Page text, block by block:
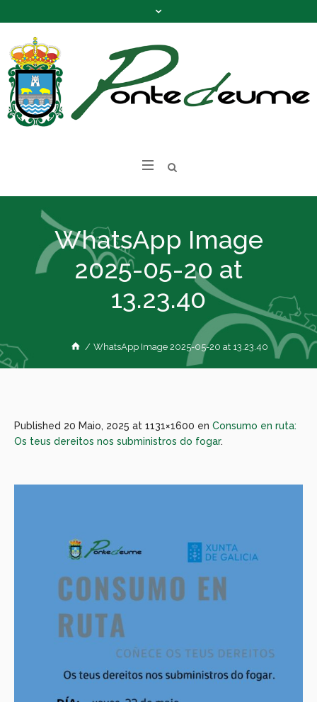
WhatsApp Image
2025-05-20 at
13.23.40
/ WhatsApp Image 2025-05-20 at 13.23.40
Published 20 Maio, 2025 at 1131×1600 en Consumo en ruta:
Os teus dereitos nos subministros do fogar.